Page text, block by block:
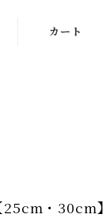
カート
25cm・30cm